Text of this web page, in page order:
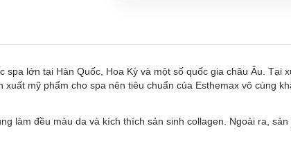
lớn tại Hàn Quốc, Hoa Kỳ và một số quốc gia châu Âu. Tại
mỹ phẩm cho spa nên tiêu chuẩn của Esthemax vô cùng
làm đều màu da và kích thích sản sinh collagen. Ngoài ra,